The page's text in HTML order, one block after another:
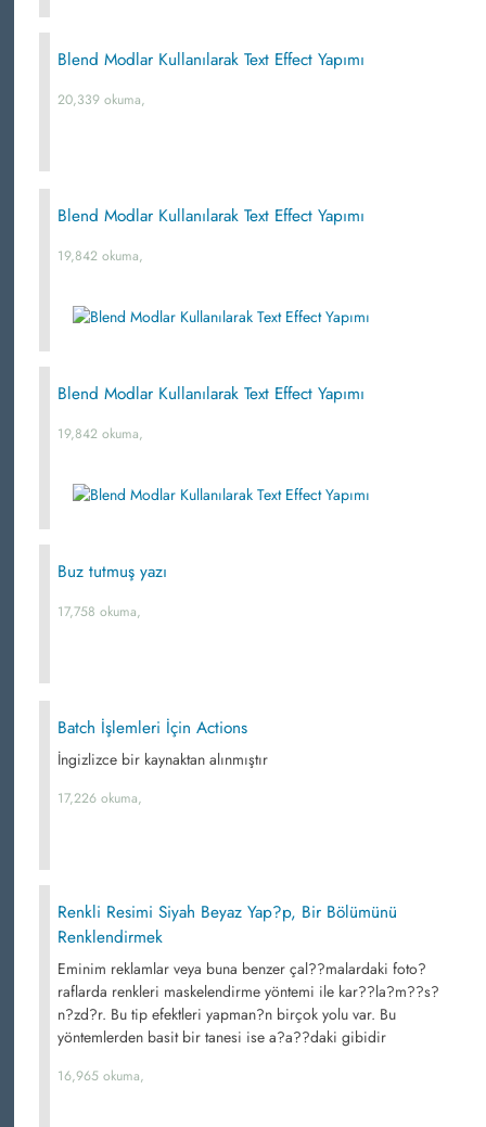
Blend Modlar Kullanılarak Text Effect Yapımı
20,339 okuma,
Blend Modlar Kullanılarak Text Effect Yapımı
19,842 okuma,
Blend Modlar Kullanılarak Text Effect Yapımı
19,842 okuma,
Buz tutmuş yazı
17,758 okuma,
Batch İşlemleri İçin Actions
İngizlizce bir kaynaktan alınmıştır
17,226 okuma,
Renkli Resimi Siyah Beyaz Yap?p, Bir Bölümünü
Renklendirmek
Eminim reklamlar veya buna benzer çal??malardaki foto?
raflarda renkleri maskelendirme yöntemi ile kar??la?m??s?
n?zd?r. Bu tip efektleri yapman?n birçok yolu var. Bu
yöntemlerden basit bir tanesi ise a?a??daki gibidir
16,965 okuma,